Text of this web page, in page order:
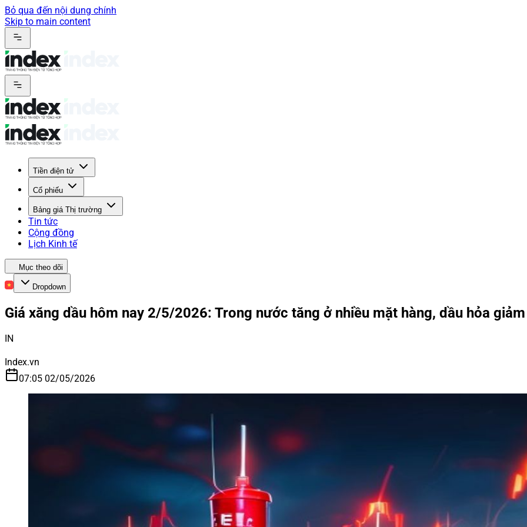
Bỏ qua đến nội dung chính
Skip to main content
Tiền điện tử
Cổ phiếu
Bảng giá Thị trường
Tin tức
Cộng đồng
Lịch Kinh tế
Mục theo dõi
Dropdown
Giá xăng dầu hôm nay 2/5/2026: Trong nước tăng ở nhiều mặt hàng, dầu hỏa
IN
Index.vn
07:05 02/05/2026